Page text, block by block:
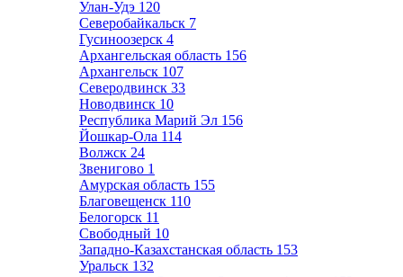
Улан-Удэ 120
Северобайкальск 7
Гусиноозерск 4
Архангельская область 156
Архангельск 107
Северодвинск 33
Новодвинск 10
Республика Марий Эл 156
Йошкар-Ола 114
Волжск 24
Звенигово 1
Амурская область 155
Благовещенск 110
Белогорск 11
Свободный 10
Западно-Казахстанская область 153
Уральск 132